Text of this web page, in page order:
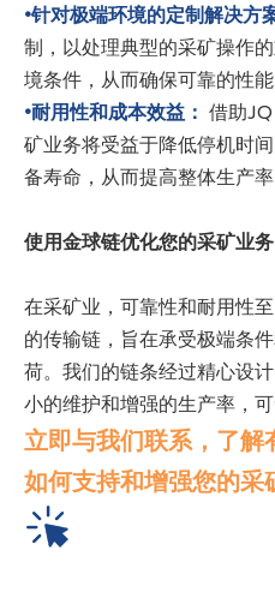
•针对极端环境的定制解决方
制，以处理典型的采矿操作
境条件，从而确保可靠的性能
•耐用性和成本效益： 借助
矿业务将受益于降低停机时
备寿命，从而提高整体生产率
使用金球链优化您的采矿业务
在采矿业，可靠性和耐用性
的传输链，旨在承受极端条
荷。我们的链条经过精心设
小的维护和增强的生产率，
立即与我们联系，了解
如何支持和增强您的采